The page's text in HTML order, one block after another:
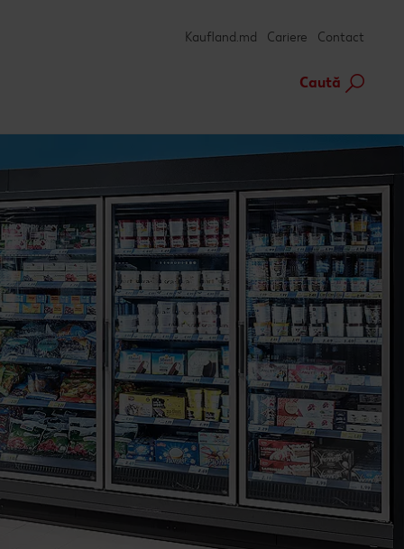
Kaufland.md Cariere Contact
Caută